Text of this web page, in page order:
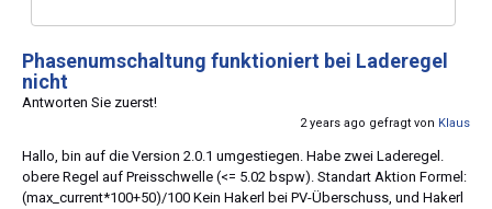
Phasenumschaltung funktioniert bei Laderegel
nicht
Antworten Sie zuerst!
2 years ago gefragt von Klaus
Hallo, bin auf die Version 2.0.1 umgestiegen. Habe zwei Laderegel.
obere Regel auf Preisschwelle (<= 5.02 bspw). Standart Aktion Formel:
(max_current*100+50)/100 Kein Hakerl bei PV-Überschuss, und Hakerl